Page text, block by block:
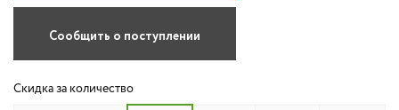
Сообщить о поступлении
Скидка за количество